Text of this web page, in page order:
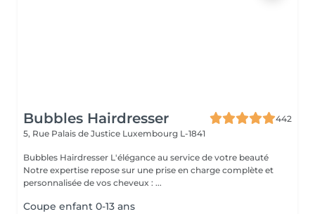
Bubbles Hairdresser
442
5, Rue Palais de Justice Luxembourg L-1841
Bubbles Hairdresser L'élégance au service de votre beauté
Notre expertise repose sur une prise en charge complète et
personnalisée de vos cheveux : ...
Coupe enfant 0-13 ans